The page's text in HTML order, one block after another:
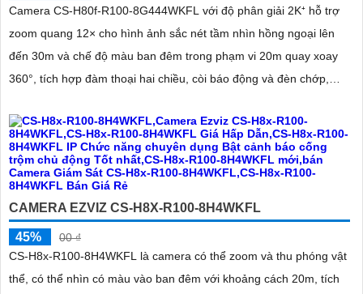
Camera CS-H80f-R100-8G444WKFL với độ phân giải 2K⁺ hỗ trợ
zoom quang 12× cho hình ảnh sắc nét tầm nhìn hồng ngoại lên
đến 30m và chế độ màu ban đêm trong phạm vi 20m quay xoay
360°, tích hợp đàm thoại hai chiều, còi báo động và đèn chớp,
năng chống bụi, nước, đảm bảo hoạt động ổn định trong mọi điều
kiện thời tiết
CAMERA EZVIZ CS-H8X-R100-8H4WKFL
45%
00 ₫
CS-H8x-R100-8H4WKFL là camera có thể zoom và thu phóng vật
thể, có thể nhìn có màu vào ban đêm với khoảng cách 20m, tích